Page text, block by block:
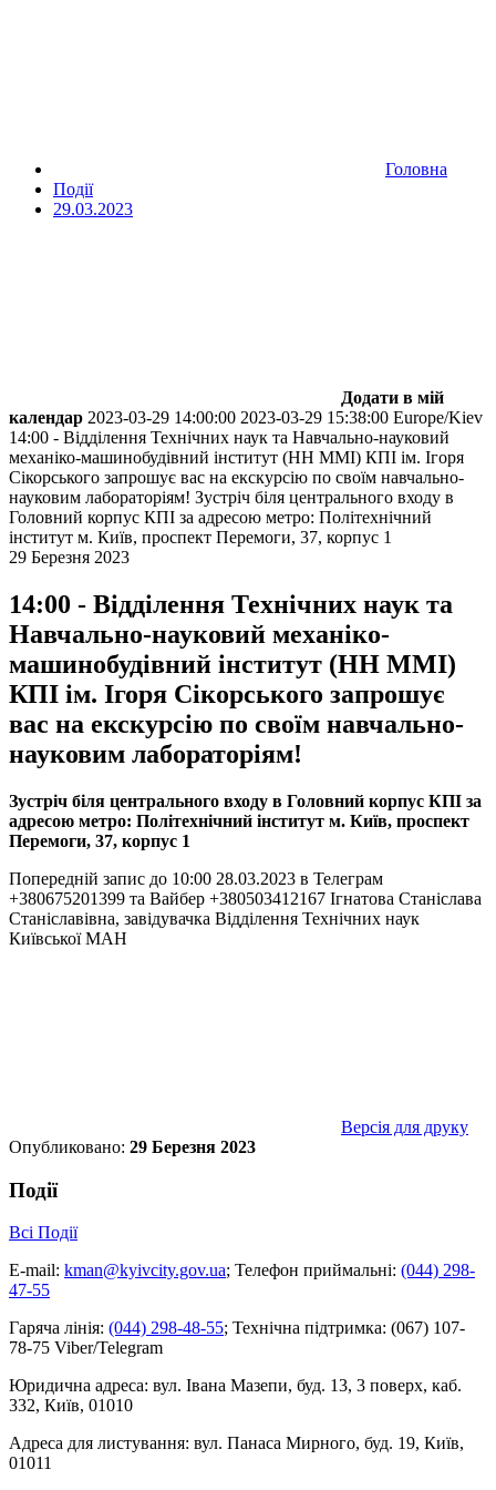
Головна
Події
29.03.2023
Додати в мій
календар 2023-03-29 14:00:00 2023-03-29 15:38:00 Europe/Kiev
14:00 - Відділення Технічних наук та Навчально-науковий
механіко-машинобудівний інститут (НН ММІ) КПІ ім. Ігоря
Сікорського запрошує вас на екскурсію по своїм навчально-
науковим лабораторіям! Зустріч біля центрального входу в
Головний корпус КПІ за адресою метро: Політехнічний
інститут м. Київ, проспект Перемоги, 37, корпус 1
29 Березня 2023
14:00 - Відділення Технічних наук та
Навчально-науковий механіко-
машинобудівний інститут (НН ММІ)
КПІ ім. Ігоря Сікорського запрошує
вас на екскурсію по своїм навчально-
науковим лабораторіям!
Зустріч біля центрального входу в Головний корпус КПІ за
адресою метро: Політехнічний інститут м. Київ, проспект
Перемоги, 37, корпус 1
Попередній запис до 10:00 28.03.2023 в Телеграм
+380675201399 та Вайбер +380503412167 Ігнатова Станіслава
Станіславівна, завідувачка Відділення Технічних наук
Київської МАН
Версія для друку
Опубликовано: 29 Березня 2023
Події
Всі Події
E-mail: kman@kyivcity.gov.ua; Телефон приймальні: (044) 298-
47-55
Гаряча лінія: (044) 298-48-55; Технічна підтримка: (067) 107-
78-75 Viber/Telegram
Юридична адреса: вул. Івана Мазепи, буд. 13, 3 поверх, каб.
332, Київ, 01010
Адреса для листування: вул. Панаса Мирного, буд. 19, Київ,
01011